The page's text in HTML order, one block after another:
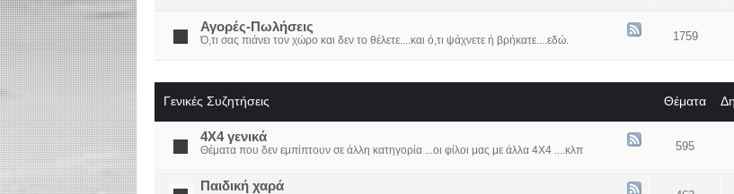
Αγορές-Πωλήσεις
Ό,τι σας πιάνει τον χώρο και δεν το θέλετε....και ό,τι ψάχνετε ή βρήκατε....εδώ. 1759
Γενικές Συζητήσεις Θέματα
4X4 γενικά
Θέματα που δεν εμπίπτουν σε άλλη κατηγορία ...οι φίλοι μας με άλλα 4Χ4 ....κλπ 595
Παιδική χαρά